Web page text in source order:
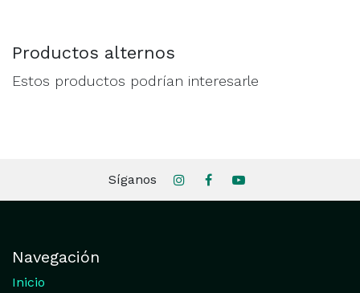
Productos alternos
Estos productos podrían interesarle
Síganos
Navegación
Inicio